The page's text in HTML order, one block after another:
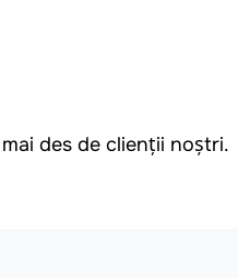
des de clienții noștri.